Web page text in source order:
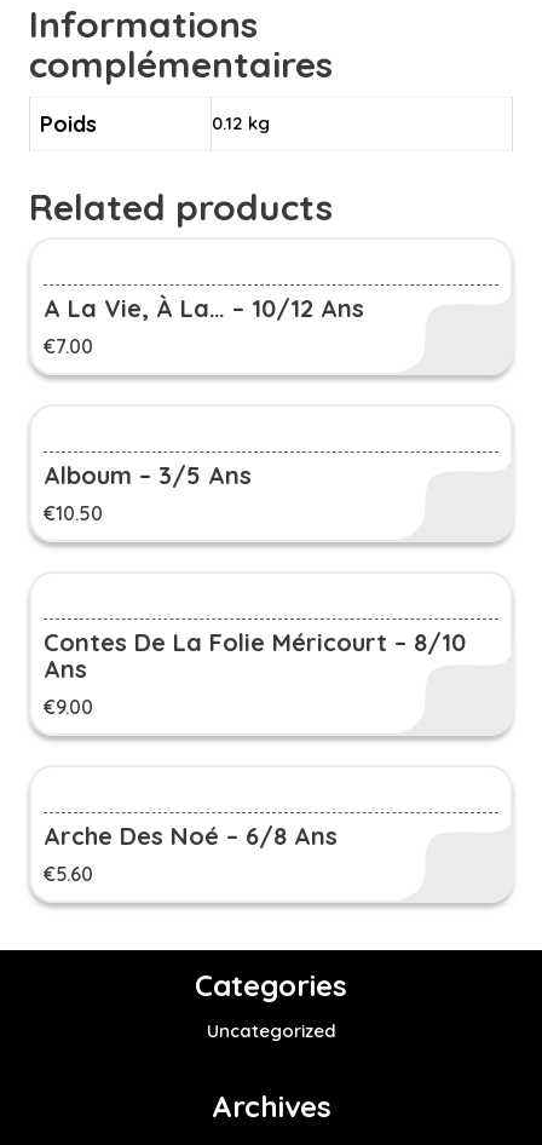
Informations
complémentaires
Poids 0.12 kg
Related products
A La Vie, À La… – 10/12 Ans
€7.00
Alboum – 3/5 Ans
€10.50
Contes De La Folie Méricourt – 8/10
Ans
€9.00
Arche Des Noé – 6/8 Ans
€5.60
Categories
Uncategorized
Archives